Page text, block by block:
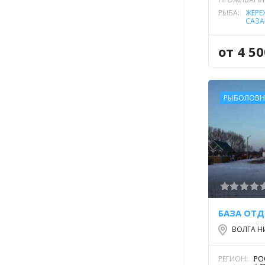
РЫБА:
от 4
БАЗА
ВОЛГА
РЕГИОН: